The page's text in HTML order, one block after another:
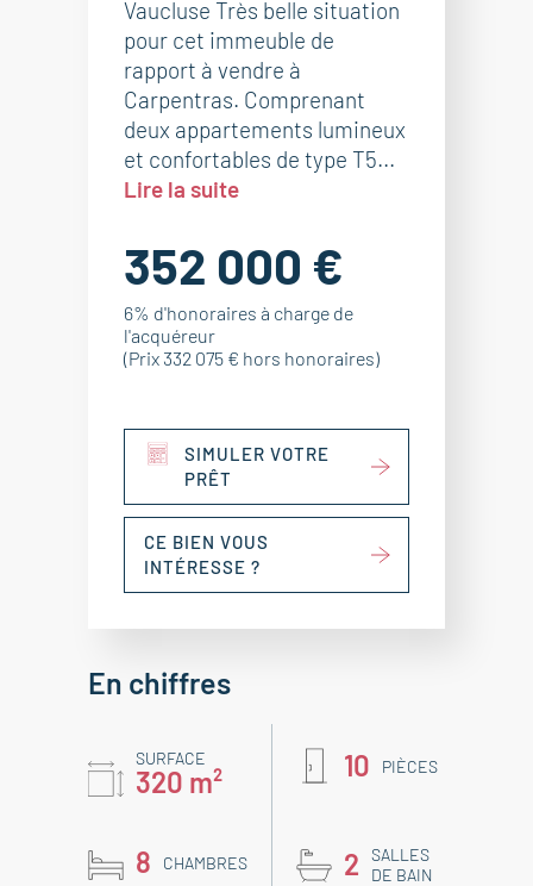
Vaucluse Très belle situation
pour cet immeuble de
rapport à vendre à
Carpentras. Comprenant
deux appartements lumineux
et confortables de type T5...
Lire la suite
352 000 €
6% d'honoraires à charge de
l'acquéreur
(Prix 332 075 € hors honoraires)
SIMULER VOTRE
PRÊT
CE BIEN VOUS
INTÉRESSE ?
En chiffres
SURFACE
320 m² 10 PIÈCES
8 CHAMBRES 2
SALLES
DE BAIN